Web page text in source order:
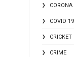
CORONA
COVID 19
CRICKET
CRIME